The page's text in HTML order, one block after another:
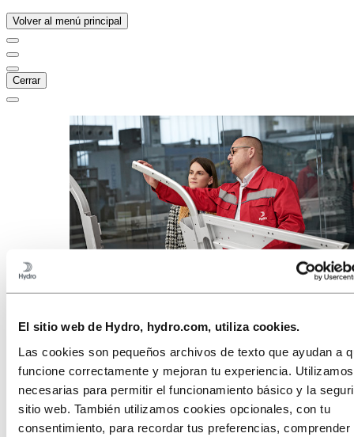
El sitio web de Hydro, hydro.com, utiliza cookies.
Las cookies son pequeños archivos de texto que ayudan a
funcione correctamente y mejoran tu experiencia.
necesarias para permitir el funcionamiento básico y la
sitio web. También utilizamos cookies opcionales, con tu
consentimiento, para recordar tus preferencias, comprender
Volver al menú principal
Cerrar
StoriesbyHydro
Todas
Aluminio en uso
Personas y carreras
Reciclaje
Energy